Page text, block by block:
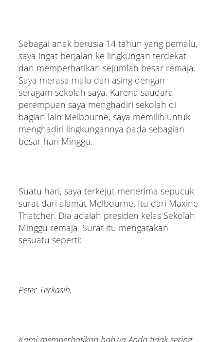
Sebagai anak berusia 14 tahun yang pemalu,
saya ingat berjalan ke lingkungan terdekat
dan memperhatikan sejumlah besar remaja.
Saya merasa malu dan asing dengan
seragam sekolah saya. Karena saudara
perempuan saya menghadiri sekolah di
bagian lain Melbourne, saya memilih untuk
menghadiri lingkungannya pada sebagian
besar hari Minggu.
Suatu hari, saya terkejut menerima sepucuk
surat dari alamat Melbourne. Itu dari Maxine
Thatcher. Dia adalah presiden kelas Sekolah
Minggu remaja. Surat itu mengatakan
sesuatu seperti:
Peter Terkasih,
Kami memperhatikan bahwa Anda tidak sering